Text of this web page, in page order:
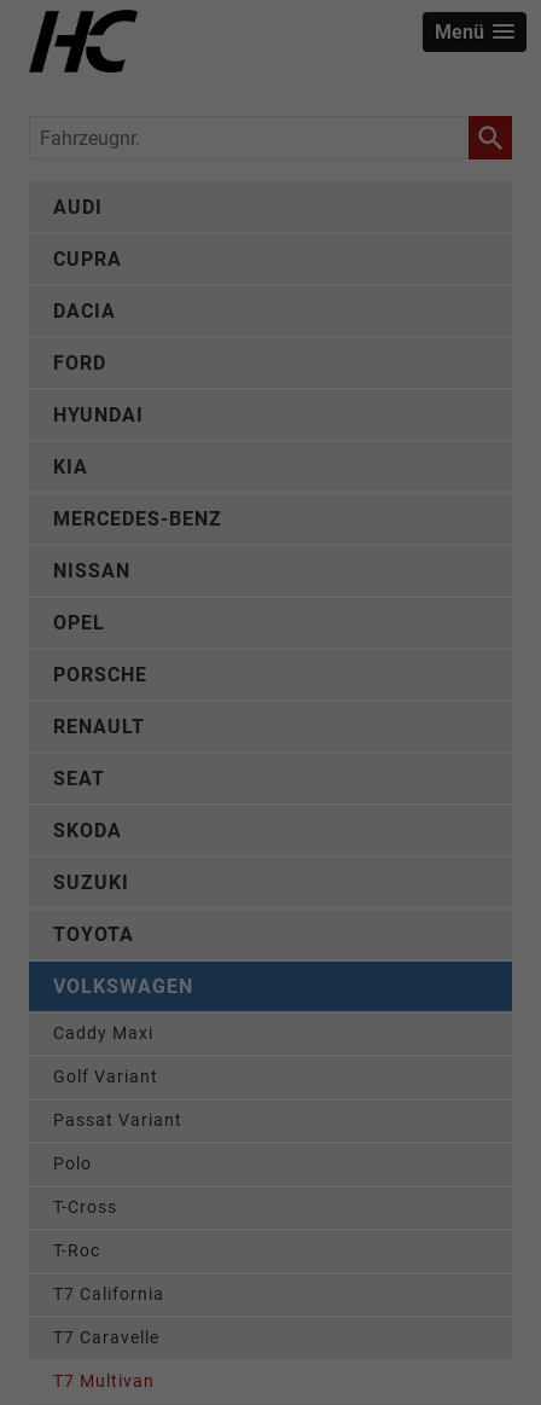
Menü
Fahrzeugnr.
AUDI
CUPRA
DACIA
FORD
HYUNDAI
KIA
MERCEDES-BENZ
NISSAN
OPEL
PORSCHE
RENAULT
SEAT
SKODA
SUZUKI
TOYOTA
VOLKSWAGEN
Caddy Maxi
Golf Variant
Passat Variant
Polo
T-Cross
T-Roc
T7 California
T7 Caravelle
T7 Multivan